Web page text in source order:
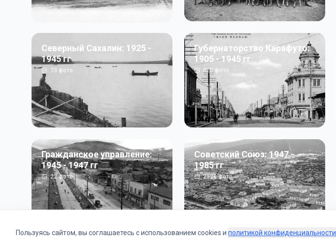
Северный Сахалин: 1925 -
1945 гг
73 фото
Губернаторство Карафуто:
1905 - 1945 гг
820фото
Гражданское управление:
1945 - 1947 гг
22фото
Советский Союз: 1947 -
1985 гг
2121фото
Пользуясь сайтом, вы соглашаетесь с использованием cookies и политикой конфиденциальности.